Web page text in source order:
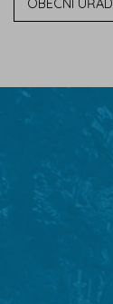
OBECNÍ ÚŘAD